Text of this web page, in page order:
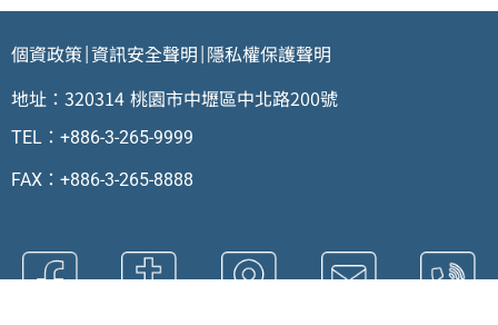
個資政策|資訊安全聲明 | 隱私權保護聲明
地址：320314 桃園市中壢區中北路200號
TEL：+886-3-265-9999
FAX：+886-3-265-8888